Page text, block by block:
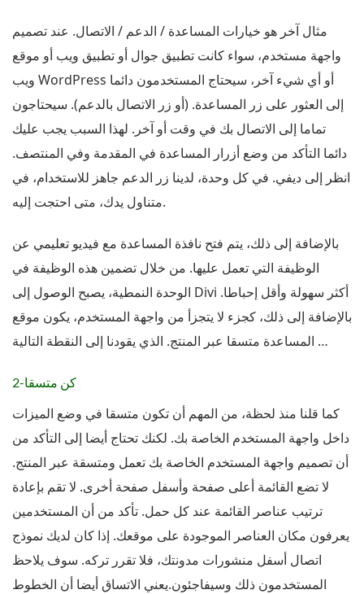
مثال آخر هو خيارات المساعدة / الدعم / الاتصال. عند تصميم
واجهة مستخدم، سواء كانت تطبيق جوال أو تطبيق ويب أو موقع
ويب WordPress أو أي شيء آخر، سيحتاج المستخدمون دائما
إلى العثور على زر المساعدة. (أو زر الاتصال بالدعم). سيحتاجون
تماما إلى الاتصال بك في وقت أو آخر. لهذا السبب يجب عليك
دائما التأكد من وضع أزرار المساعدة في المقدمة وفي المنتصف.
انظر إلى ديفي. في كل وحدة، لدينا زر الدعم جاهز للاستخدام، في
متناول يدك، متى احتجت إليه.
بالإضافة إلى ذلك، يتم فتح نافذة المساعدة مع فيديو تعليمي عن
الوظيفة التي تعمل عليها. من خلال تضمين هذه الوظيفة في
الوحدة النمطية، يصبح الوصول إلى Divi أكثر سهولة وأقل إحباطا.
بالإضافة إلى ذلك، كجزء لا يتجزأ من واجهة المستخدم، يكون موقع
المساعدة متسقا عبر المنتج. الذي يقودنا إلى النقطة التالية …
2-كن متسقا
كما قلنا منذ لحظة، من المهم أن تكون متسقا في وضع الميزات
داخل واجهة المستخدم الخاصة بك. لكنك تحتاج أيضا إلى التأكد من
أن تصميم واجهة المستخدم الخاصة بك تعمل ومتسقة عبر المنتج.
لا تضع القائمة أعلى صفحة وأسفل صفحة أخرى. لا تقم بإعادة
ترتيب عناصر القائمة عند كل حمل. تأكد من أن المستخدمين
يعرفون مكان العناصر الموجودة على موقعك. إذا كان لديك نموذج
اتصال أسفل منشورات مدونتك، فلا تقرر تركه. سوف يلاحظ
المستخدمون ذلك وسيفاجئون.يعني الاتساق أيضا أن الخطوط